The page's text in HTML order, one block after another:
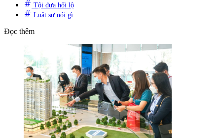
Tội đưa hối lộ
Luật sư nói gì
Đọc thêm